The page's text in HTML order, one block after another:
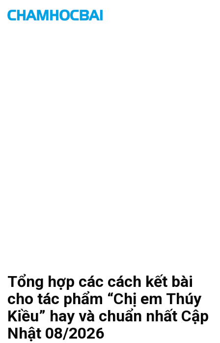
Tổng hợp các cách kết bài
cho tác phẩm “Chị em Thúy
Kiều” hay và chuẩn nhất Cập
Nhật 08/2026